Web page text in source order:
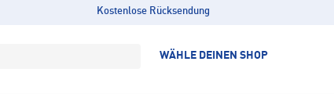
Kostenlose Rücksendung
WÄHLE DEINEN SHOP